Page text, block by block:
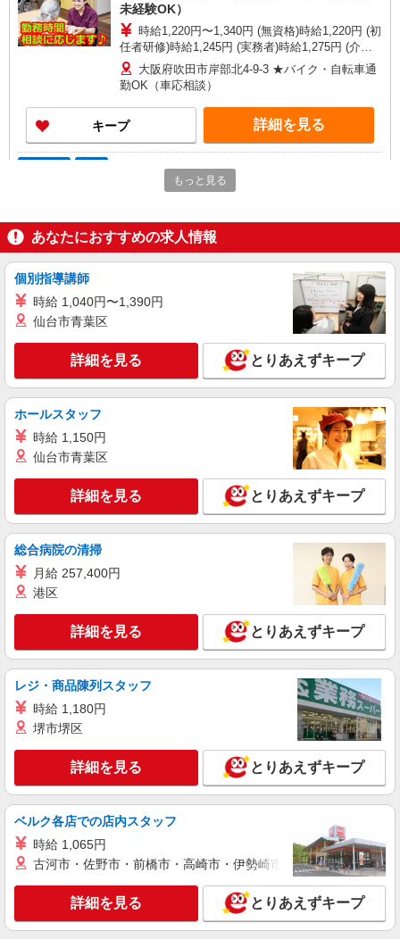
未経験OK）
時給1,220円〜1,340円 (無資格)時給1,220円 (初
任者研修)時給1,245円 (実務者)時給1,275円 (介護
福祉士)時給1,340円
大阪府吹田市岸部北4-9-3 ★バイク・自転車通
勤OK（車応相談）
キープ 詳細を見る
寿楽荘竹谷生活リハビリハウス
時給1,220円〜1,340円 (無資格)時給1,220円 (初
任者研修)時給1,245円 (実務者)時給1,275円 (介護
福祉士)時給1,340円
大阪府吹田市竹谷町22-33 ◇寿楽荘竹谷生活リ
キープ 詳細を見る
パート
特別養護老人ホーム寿楽荘
介護スタッフ
時給1,220円〜1,340円 (無資格)時給1,220円 (初
任者研修)時給1,245円 (実務者)時給1,275円 (介護
大阪府吹田市岸部北4-9-3 ★バイク・自転車通
勤OK（車応相談）
キープ 詳細を見る
アルバイト パート
特別養護老人ホーム寿楽荘
介護補助スタッフ｜資格・経験不問｜特養勤務
時給1,220円〜1,340円 (無資格)時給1,220円 (初
任者研修)時給1,245円 (実務者)時給1,275円 (介護
福祉士)時給1,340円
大阪府吹田市岸部北4-9-3 ★バイク・自転車通
勤OK（車応相談）
キープ 詳細を見る
パート
グッドタイム リビング 千里ひなたが丘
有料老人ホームの介護スタッフ
時給1,484円〜 ※介護職員等処遇改善加算（新
加算）120円含む ※賃金改善実施期間：2025年7
月〜2026年8月 ※イブニング手当の適用は17:00〜
20:00のシフト限定で勤務いただく場合のみとなり
ます。 募集時間以外でのシフトインはいただけ
ないためご注意ください。
大阪府吹田市千里丘西15番20号
詳細を見る
正社員
もっと見る
あなたにおすすめの求人情報
個別指導講師
時給 1,040円〜1,390円
仙台市青葉区
詳細を見る とりあえずキープ
ホールスタッフ
時給 1,150円
仙台市青葉区
詳細を見る とりあえずキープ
総合病院の清掃
月給 257,400円
港区
詳細を見る とりあえずキープ
レジ・商品陳列スタッフ
時給 1,180円
堺市堺区
詳細を見る とりあえずキープ
ベルク各店での店内スタッフ
時給 1,065円
古河市・佐野市・前橋市・高崎市・伊勢崎市・太田市・館林市
詳細を見る とりあえずキープ